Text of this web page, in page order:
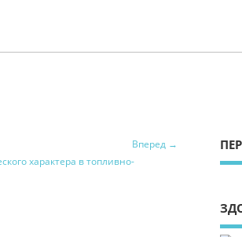
Вперед →
характера в топливно-